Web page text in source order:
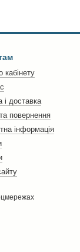
кабінету
і доставка
повернення
інформація